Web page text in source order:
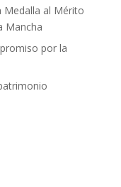
Medalla al Mérito
Mancha
por la